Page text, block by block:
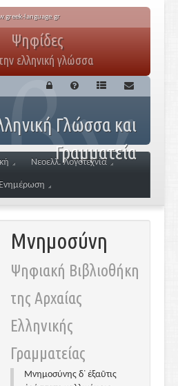
language.gr
Ψηφίδες
ελληνική γλώσσα
Γλώσσα και
Γραμματεία
Νεοελλ. Λογοτεχνία
Ενημέρωση
Μνημοσύνη
Ψηφιακή Βιβλιοθήκη
της Αρχαίας
Ελληνικής
Γραμματείας
Μνημοσύνης δ᾽ ἐξαῦτις